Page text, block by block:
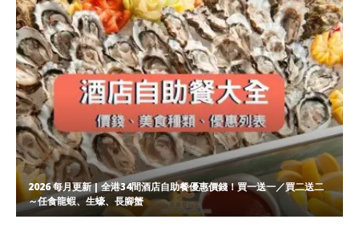
2026 每月更新 | 全港34間酒店自助餐優惠價錢！買一送一／買二送二
～任食龍蝦、生蠔、長腳蟹